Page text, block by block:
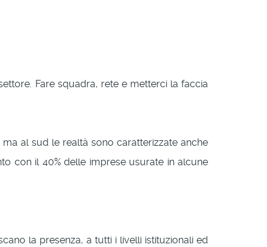
Fare squadra, rete e metterci la faccia
al sud le realtà sono caratterizzate anche
con il 40% delle imprese usurate in alcune
la presenza, a tutti i livelli istituzionali ed